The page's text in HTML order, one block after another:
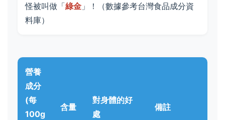
怪被叫做「綠金 」！（數據參考台灣食品成分資
料庫）
營養
成分
(每
100g
含量
對身體的好
處
備註